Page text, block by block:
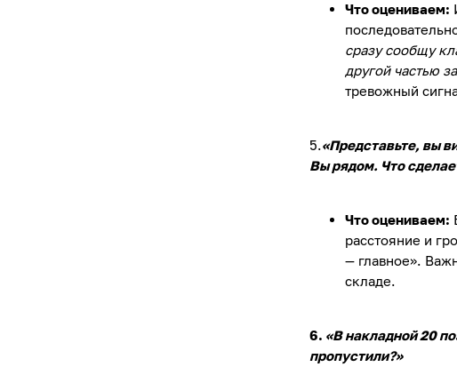
Что оцениваем:
сразу сообщу
другой частью
тревожный
5.«Представьте, вы
Вы рядом. Что
Что оцениваем:
расстояние и
— главное».
складе.
6. «В накладной 20
пропустили?»